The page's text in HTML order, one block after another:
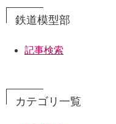
鉄道模型部
記事検索
カテゴリ一覧